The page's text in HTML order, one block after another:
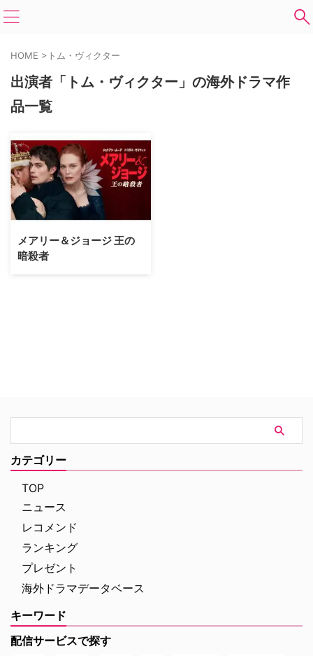
HOME > トム・ヴィクター
出演者「トム・ヴィクター」の海外ドラマ作
品一覧
メアリー＆ジョージ 王の
暗殺者
カテゴリー
TOP
ニュース
レコメンド
ランキング
プレゼント
海外ドラマデータベース
キーワード
配信サービスで探す